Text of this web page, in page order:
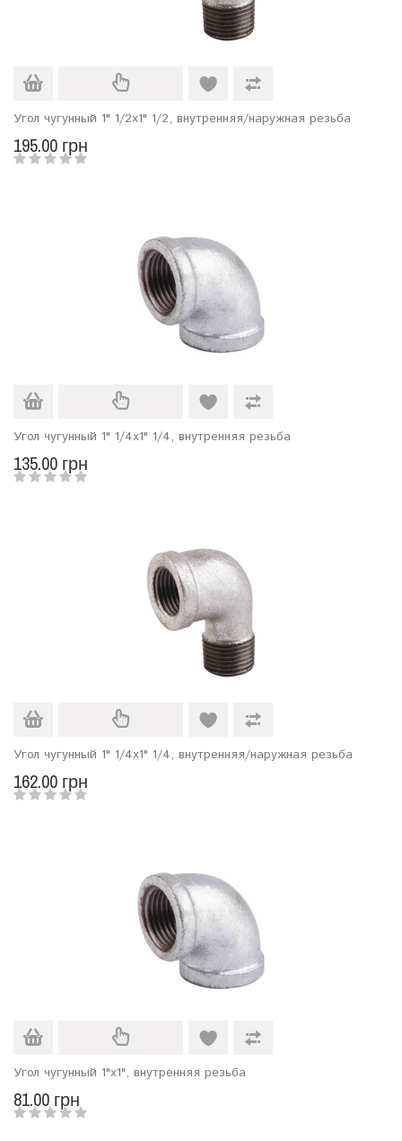
Угол чугунный 1" 1/2х1" 1/2, внутренняя/наружная резьба
195.00 грн
Угол чугунный 1" 1/4х1" 1/4, внутренняя резьба
135.00 грн
Угол чугунный 1" 1/4х1" 1/4, внутренняя/наружная резьба
162.00 грн
Угол чугунный 1"х1", внутренняя резьба
81.00 грн